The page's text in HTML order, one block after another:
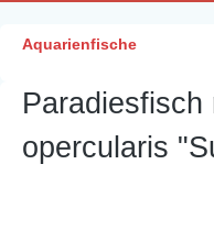
Aquarienfische
Paradiesfisch
opercularis